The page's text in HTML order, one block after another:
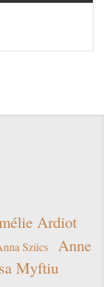
Ardiot
Szücs
Anne
Myftiu